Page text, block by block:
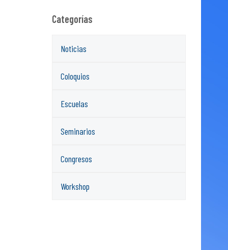
Categorías
Noticias
Coloquios
Escuelas
Seminarios
Congresos
Workshop